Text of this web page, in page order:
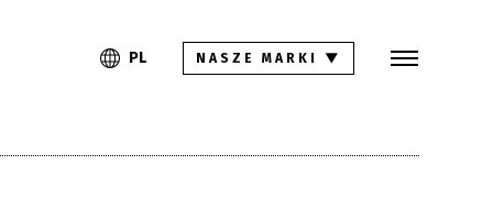
PL
PL NASZE MARKI ▼
Inspiracje